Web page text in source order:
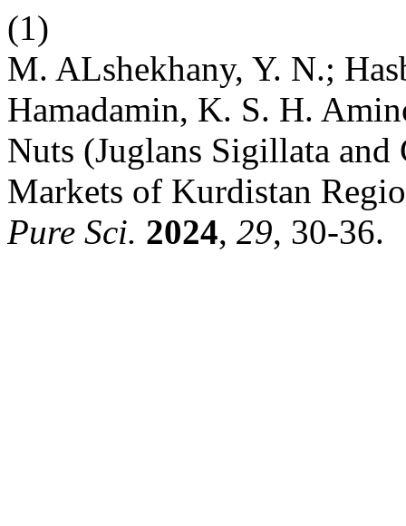
(1)
M. ALshekhany, Y. N.;
Hamadamin, K. S. H.
Nuts (Juglans Sigillata
Markets of Kurdistan
Pure Sci. 2024, 29, 30-36.